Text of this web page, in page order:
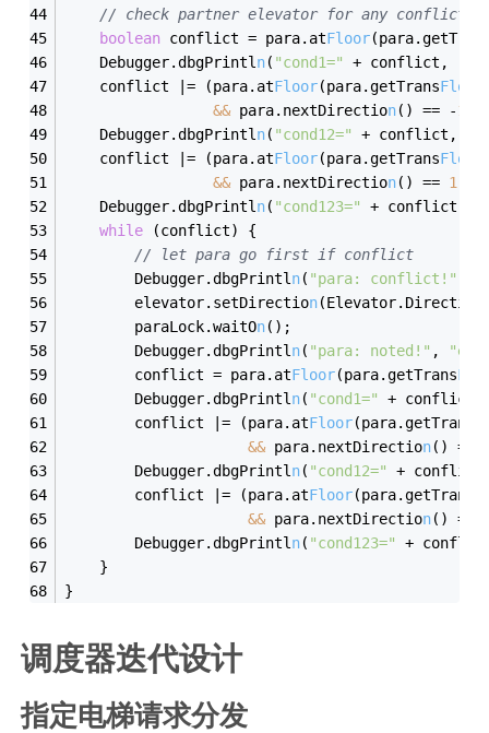
// check partner elevator for any conflicts:
boolean conflict = para.atFloor
    Debugger.dbgPrintl
n( "cond1=" + conflict,
    conflict |= (para.at
Floor(para.getTransFloor
&& para.nextDirection() == -1
    Debugger.dbgPrintl
n( "cond12=" + conflict,
    conflict |= (para.at
Floor(para.getTransFloor
&& para.nextDirection() == 1
    Debugger.dbgPrintl
n( "cond123=" + conflict,
while (conflict) {
// let para go first
if conflict
        Debugger.dbgPrintl
n( "para: conflict!"
        elevator.setDirectio
n
        paraLock.waitO
n();
        Debugger.dbgPrintl
n( "para: noted!" ,
        conflict = para.at
Floor(para.getTrans
        Debugger.dbgPrintl
n( "cond1="
+
        conflict |= (para.at
Floor(para.getTrans
&& para.nextDirection() ==
        Debugger.dbgPrintl
n( "cond12="
+
        conflict |= (para.at
Floor(para.getTrans
&& para.nextDirection() ==
        Debugger.dbgPrintl
n( "cond123="
+
    }
}
调度器迭代设计
指定电梯请求分发